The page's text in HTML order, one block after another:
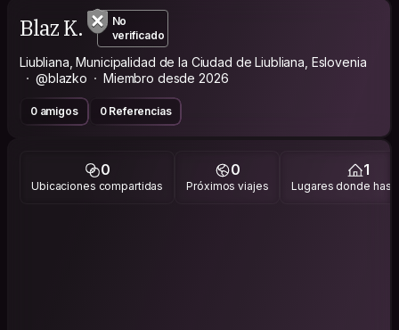
Blaz K.
No
verificado
Liubliana, Municipalidad de la Ciudad de Liubliana, Eslovenia
@blazko
Miembro desde 2026
0 amigos 0 Referencias
0
Ubicaciones compartidas
0
Próximos viajes
1
Lugares donde has